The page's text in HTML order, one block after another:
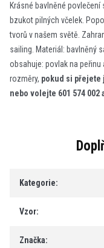
Krásné bavlněné povlečení
bzukot pilných včelek.
tvorů v našem světě.
sailing. Materiál: bavlněný
obsahuje: povlak na peřinu
rozměry, pokud si přejete
nebo volejte 601 574
Kategorie:
Vzor:
Značka: